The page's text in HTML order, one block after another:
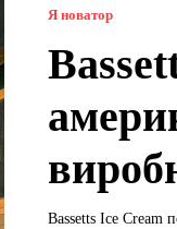
Я новатор
Bassetts Ice Cream